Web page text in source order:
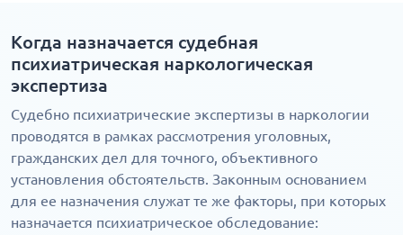
Когда назначается судебная
психиатрическая наркологическая
экспертиза
Судебно психиатрические экспертизы в наркологии
проводятся в рамках рассмотрения уголовных,
гражданских дел для точного, объективного
установления обстоятельств. Законным основанием
для ее назначения служат те же факторы, при которых
назначается психиатрическое обследование: